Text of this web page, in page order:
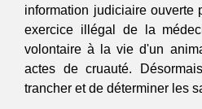
information judiciaire ouverte
exercice illégal de la
volontaire à la vie d'un
actes de cruauté.
trancher et de déterminer les